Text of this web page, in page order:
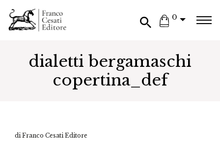
0
dialetti bergamaschi
copertina_def
di Franco Cesati Editore